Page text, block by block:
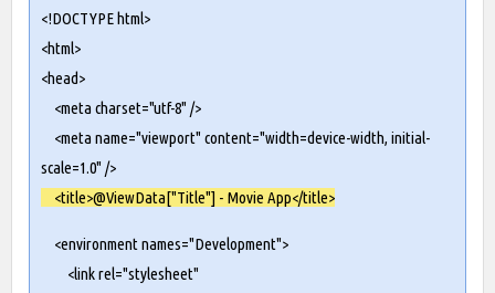
<!DOCTYPE html>
<html>
<head>
<meta charset="utf-8" />
<meta name="viewport" content="width=device-width, initial-
scale=1.0" />
<title>@ViewData["Title"] - Movie App</title>
<environment names="Development">
<link rel="stylesheet"